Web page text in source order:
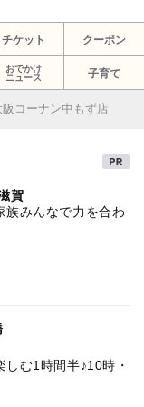
チケット クーポン
おでかけ
ニュース
子育て
コーナン中もず店
賀
族みんなで力を合わ
む1時間半♪10時・